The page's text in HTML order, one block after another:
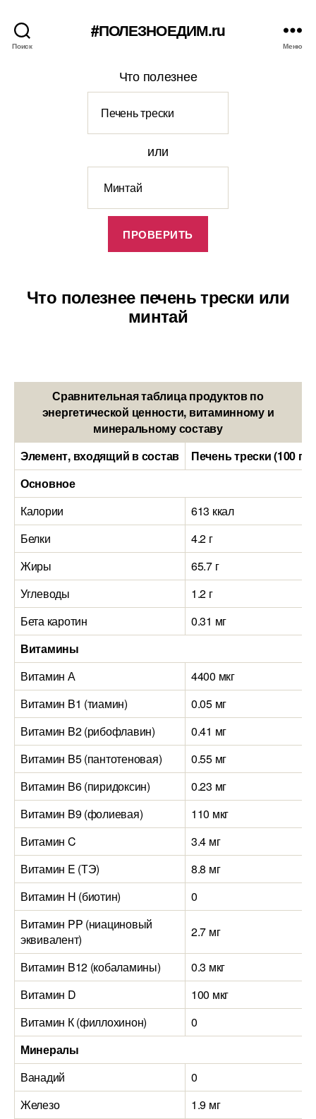
Поиск
#ПОЛЕЗНОЕДИМ.ru
Меню
Что полезнее
или
Что полезнее печень трески или
минтай
Сравнительная таблица продуктов по
энергетической ценности, витаминному и
минеральному составу
Элемент, входящий в состав
Печень трески (100
Основное
Калории
613 ккал
Белки
4.2 г
Жиры
65.7 г
Углеводы
1.2 г
Бета каротин
0.31 мг
Витамины
Витамин А
4400 мкг
Витамин B1 (тиамин)
0.05 мг
Витамин B2 (рибофлавин)
0.41 мг
Витамин B5 (пантотеновая)
0.55 мг
Витамин B6 (пиридоксин)
0.23 мг
Витамин B9 (фолиевая)
110 мкг
Витамин C
3.4 мг
Витамин E (ТЭ)
8.8 мг
Витамин H (биотин)
0
Витамин PP (ниациновый
эквивалент)
2.7 мг
Витамин B12 (кобаламины)
0.3 мкг
Витамин D
100 мкг
Витамин К (филлохинон)
0
Минералы
Ванадий
0
Железо
1.9 мг